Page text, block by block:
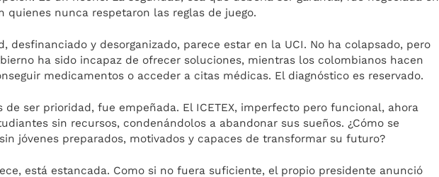
quienes nunca respetaron las reglas de juego.
desfinanciado y desorganizado, parece estar en la UCI. No ha colapsado, pero
ha sido incapaz de ofrecer soluciones, mientras los colombianos hacen
medicamentos o acceder a citas médicas. El diagnóstico es reservado.
de ser prioridad, fue empeñada. El ICETEX, imperfecto pero funcional, ahora
sin recursos, condenándolos a abandonar sus sueños. ¿Cómo se
jóvenes preparados, motivados y capaces de transformar su futuro?
está estancada. Como si no fuera suficiente, el propio presidente anunció